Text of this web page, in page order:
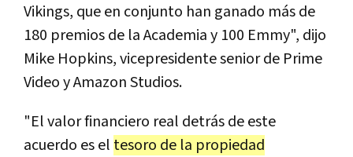
Vikings, que en conjunto han ganado más de
180 premios de la Academia y 100 Emmy", dijo
Mike Hopkins, vicepresidente senior de Prime
Video y Amazon Studios.
"El valor financiero real detrás de este
acuerdo es el tesoro de la propiedad